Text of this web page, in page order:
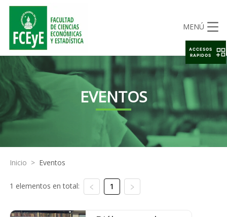
MENÚ
EVENTOS
Inicio > Eventos
1 elementos en total: 1
ACCESOS
RAPIDOS